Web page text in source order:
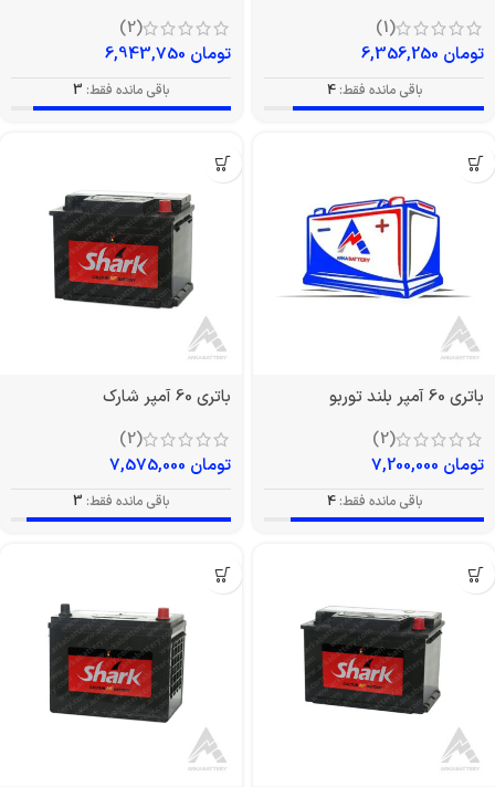
(1)
تومان
باقی مانده فقط: 4
(2)
تومان
باقی مانده فقط: 3
باتری 60 آمپر بلند توربو
(2)
تومان
باقی مانده فقط: 4
باتری 60 آمپر شارک
(2)
تومان
باقی مانده فقط: 3